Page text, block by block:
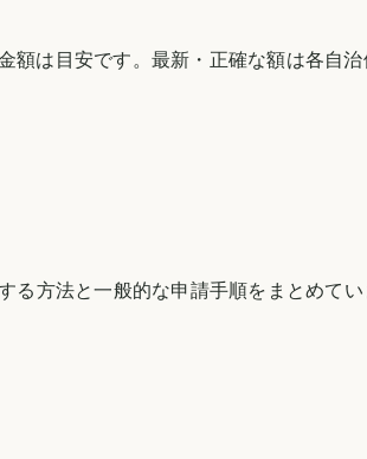
額は目安です。最新・正確な額は各自治
方法と一般的な申請手順をまとめてい